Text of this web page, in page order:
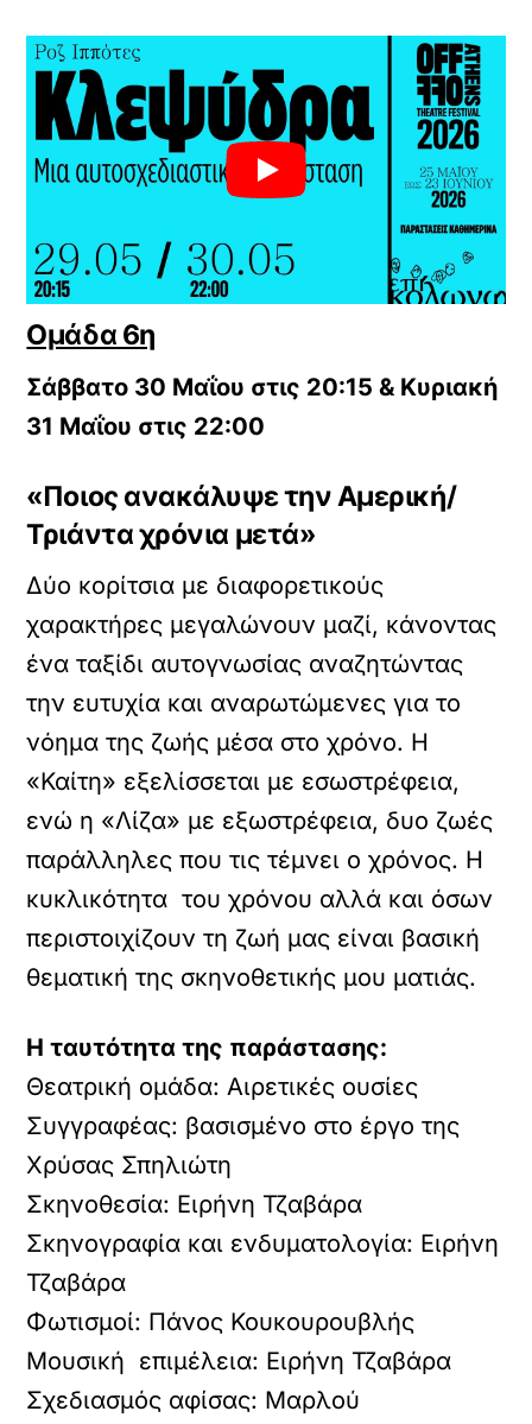
Ομάδα 6η
Σάββατο 30 Μαΐου στις 20:15 & Κυριακή
31 Μαΐου στις 22:00
«Ποιος ανακάλυψε την Αμερική/
Τριάντα χρόνια μετά»
Δύο κορίτσια με διαφορετικούς
χαρακτήρες μεγαλώνουν μαζί, κάνοντας
ένα ταξίδι αυτογνωσίας αναζητώντας
την ευτυχία και αναρωτώμενες για το
νόημα της ζωής μέσα στο χρόνο. Η
«Καίτη» εξελίσσεται με εσωστρέφεια,
ενώ η «Λίζα» με εξωστρέφεια, δυο ζωές
παράλληλες που τις τέμνει ο χρόνος. Η
κυκλικότητα του χρόνου αλλά και όσων
περιστοιχίζουν τη ζωή μας είναι βασική
θεματική της σκηνοθετικής μου ματιάς.
Η ταυτότητα της παράστασης:
Θεατρική ομάδα: Αιρετικές ουσίες
Συγγραφέας: βασισμένο στο έργο της
Χρύσας Σπηλιώτη
Σκηνοθεσία: Ειρήνη Τζαβάρα
Σκηνογραφία και ενδυματολογία: Ειρήνη
Τζαβάρα
Φωτισμοί: Πάνος Κουκουρουβλής
Μουσική επιμέλεια: Ειρήνη Τζαβάρα
Σχεδιασμός αφίσας: Μαρλού